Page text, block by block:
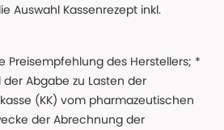
Auswahl Kassenrezept inkl.
Preisempfehlung des Herstellers; *
der Abgabe zu Lasten der
(KK) vom pharmazeutischen
der Abrechnung der